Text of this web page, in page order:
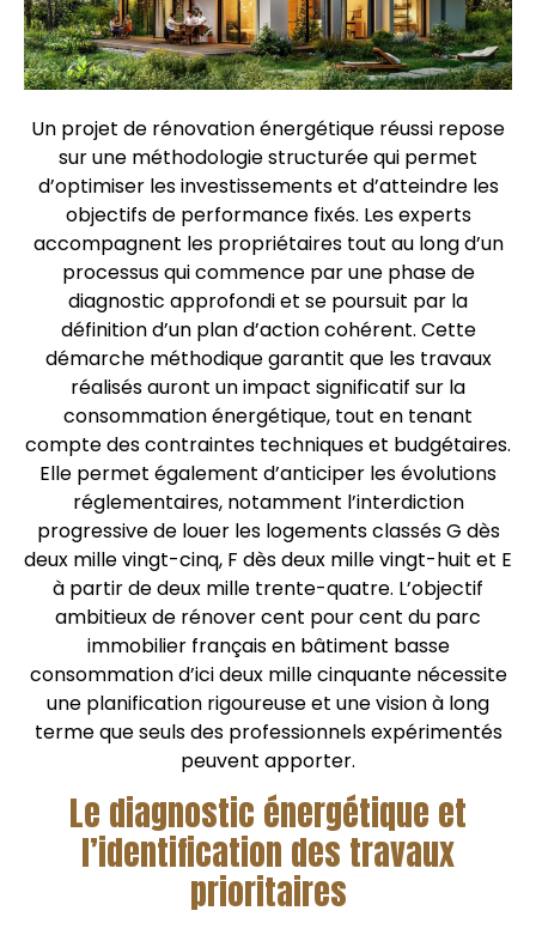
Un projet de rénovation énergétique réussi repose
sur une méthodologie structurée qui permet
d’optimiser les investissements et d’atteindre les
objectifs de performance fixés. Les experts
accompagnent les propriétaires tout au long d’un
processus qui commence par une phase de
diagnostic approfondi et se poursuit par la
définition d’un plan d’action cohérent. Cette
démarche méthodique garantit que les travaux
réalisés auront un impact significatif sur la
consommation énergétique, tout en tenant
compte des contraintes techniques et budgétaires.
Elle permet également d’anticiper les évolutions
réglementaires, notamment l’interdiction
progressive de louer les logements classés G dès
deux mille vingt-cinq, F dès deux mille vingt-huit et E
à partir de deux mille trente-quatre. L’objectif
ambitieux de rénover cent pour cent du parc
immobilier français en bâtiment basse
consommation d’ici deux mille cinquante nécessite
une planification rigoureuse et une vision à long
terme que seuls des professionnels expérimentés
peuvent apporter.
Le diagnostic énergétique et
l’identification des travaux
prioritaires